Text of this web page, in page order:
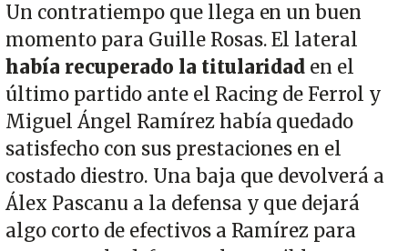
Un contratiempo que llega en un buen
momento para Guille Rosas. El lateral
había recuperado la titularidad en el
último partido ante el Racing de Ferrol y
Miguel Ángel Ramírez había quedado
satisfecho con sus prestaciones en el
costado diestro. Una baja que devolverá a
Álex Pascanu a la defensa y que dejará
algo corto de efectivos a Ramírez para